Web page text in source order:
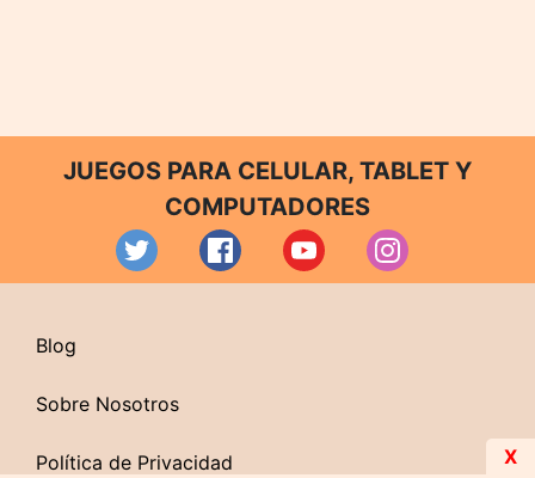
JUEGOS PARA CELULAR, TABLET Y
COMPUTADORES
Blog
Sobre Nosotros
Política de Privacidad X